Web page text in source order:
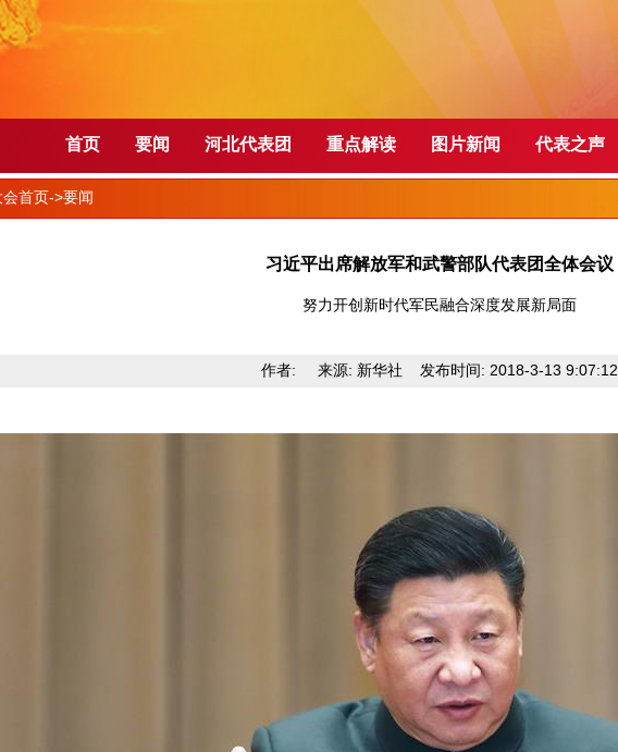
首页 要闻 河北代表团 重点解读 图片新闻 代表之声
会首页->要闻
习近平出席解放军和武警部队代表团全体会议
努力开创新时代军民融合深度发展新局面
作者: 来源: 新华社 发布时间: 2018-3-13 9:07:12